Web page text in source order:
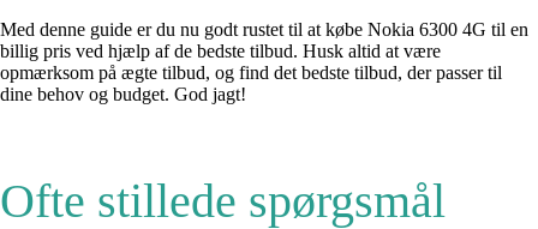
Med denne guide er du nu godt rustet til at købe Nokia 6300 4G til en
billig pris ved hjælp af de bedste tilbud. Husk altid at være
opmærksom på ægte tilbud, og find det bedste tilbud, der passer til
dine behov og budget. God jagt!
Ofte stillede spørgsmål